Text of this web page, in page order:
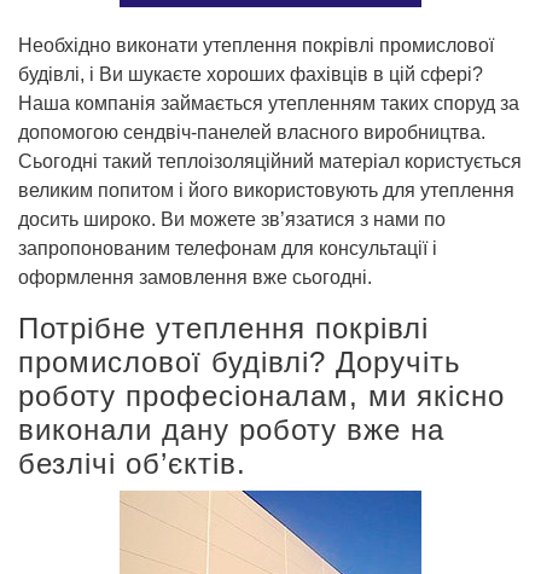
Необхідно виконати утеплення покрівлі промислової
будівлі, і Ви шукаєте хороших фахівців в цій сфері?
Наша компанія займається утепленням таких споруд за
допомогою сендвіч-панелей власного виробництва.
Сьогодні такий теплоізоляційний матеріал користується
великим попитом і його використовують для утеплення
досить широко. Ви можете зв’язатися з нами по
запропонованим телефонам для консультації і
оформлення замовлення вже сьогодні.
Потрібне утеплення покрівлі
промислової будівлі? Доручіть
роботу професіоналам, ми якісно
виконали дану роботу вже на
безлічі об’єктів.